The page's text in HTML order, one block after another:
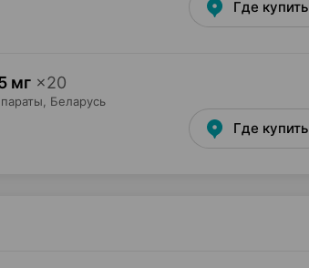
Где купить
мг ×20
, Беларусь
Где купить